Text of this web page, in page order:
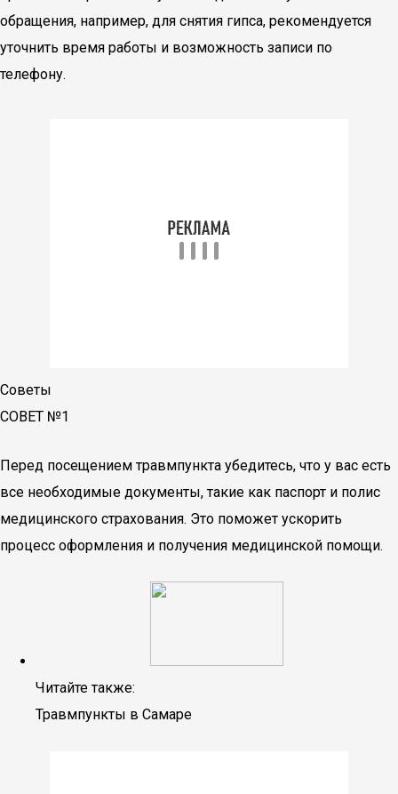
обращения, например, для снятия гипса, рекомендуется
уточнить время работы и возможность записи по
телефону.
Советы
СОВЕТ №1
Перед посещением травмпункта убедитесь, что у вас есть
все необходимые документы, такие как паспорт и полис
медицинского страхования. Это поможет ускорить
процесс оформления и получения медицинской помощи.
Читайте также:
Травмпункты в Самаре